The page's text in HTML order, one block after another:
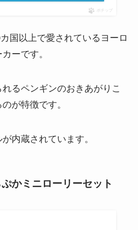
ポチップ
国以上で愛されているヨーロ
ーです。
るペンギンのおきあがりこ
が特徴です。
内蔵されています。
かミニローリーセット